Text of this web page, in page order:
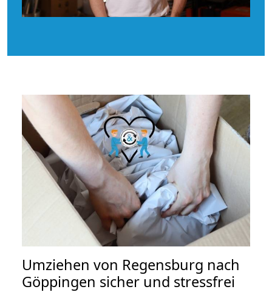
Umziehen von Regensburg nach
Göppingen sicher und stressfrei